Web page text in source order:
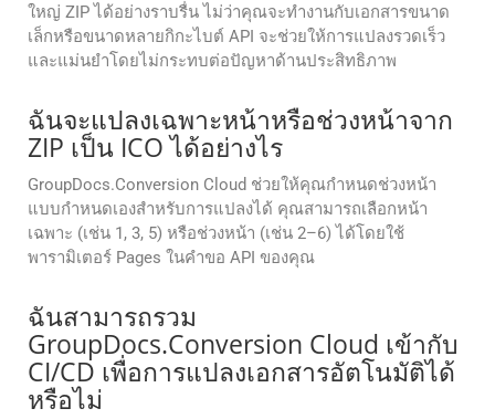
ใหญ่ ZIP ได้อย่างราบรื่น ไม่ว่าคุณจะทำงานกับเอกสารขนาด
เล็กหรือขนาดหลายกิกะไบต์ API จะช่วยให้การแปลงรวดเร็ว
และแม่นยำโดยไม่กระทบต่อปัญหาด้านประสิทธิภาพ
ฉันจะแปลงเฉพาะหน้าหรือช่วงหน้าจาก
ZIP เป็น ICO ได้อย่างไร
GroupDocs.Conversion Cloud ช่วยให้คุณกำหนดช่วงหน้า
แบบกำหนดเองสำหรับการแปลงได้ คุณสามารถเลือกหน้า
เฉพาะ (เช่น 1, 3, 5) หรือช่วงหน้า (เช่น 2–6) ได้โดยใช้
พารามิเตอร์ Pages ในคำขอ API ของคุณ
ฉันสามารถรวม
GroupDocs.Conversion Cloud เข้ากับ
CI/CD เพื่อการแปลงเอกสารอัตโนมัติได้
หรือไม่